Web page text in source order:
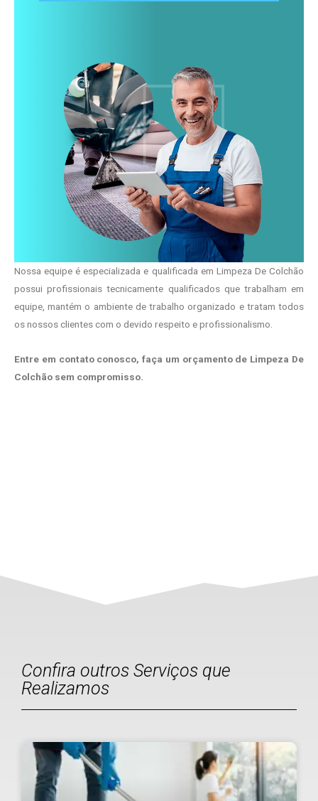
Nossa equipe é especializada e qualificada em Limpeza De Colchão
possui profissionais tecnicamente qualificados que trabalham em
equipe, mantém o ambiente de trabalho organizado e tratam todos
os nossos clientes com o devido respeito e profissionalismo.
Entre em contato conosco, faça um orçamento de Limpeza De
Colchão sem compromisso.
Confira outros Serviços que
Realizamos